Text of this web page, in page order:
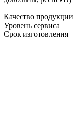
Качество продукции
Уровень сервиса
Срок изготовления